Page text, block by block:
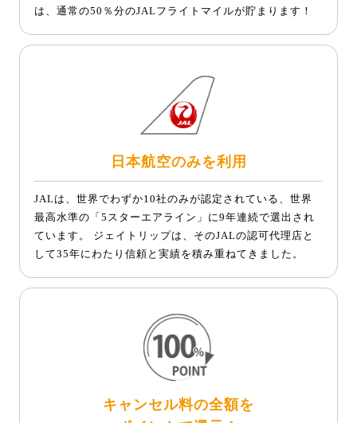
は、通常の50％分のJALフライトマイルが貯まります！
日本航空のみを利用
JALは、世界でわずか10社のみが認定されている、世界
最高水準の「5スターエアライン」に9年連続で選出され
ています。 ジェイトリップは、そのJALの認可代理店と
して35年にわたり信頼と実績を積み重ねてきました。
キャンセル料の全額を